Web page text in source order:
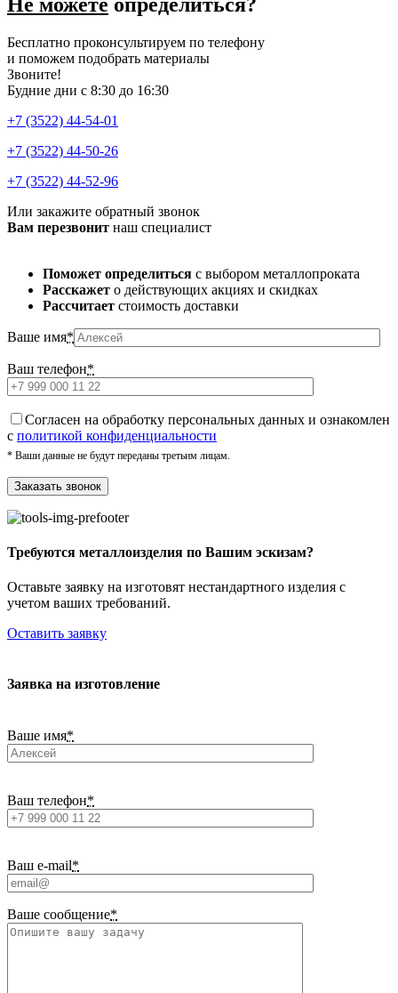
Бесплатно проконсультируем по телефону
и поможем подобрать материалы
Звоните!
Будние дни с 8:30 до 16:30
+7 (3522) 44-54-01
+7 (3522) 44-50-26
+7 (3522) 44-52-96
Или закажите обратный звонок
Вам перезвонит наш специалист
Поможет определиться с выбором металлопроката
Расскажет о действующих акциях и скидках
Рассчитает стоимость доставки
Ваше имя*
Ваш телефон*
Cогласен на обработку персональных данных и ознакомлен
с политикой конфиденциальности
* Ваши данные не будут переданы третьим лицам.
Требуются металлоизделия по Вашим эскизам?
Оставьте заявку на изготовят нестандартного изделия с
учетом ваших требований.
Оставить заявку
Заявка на изготовление
Ваше имя*
Ваш телефон*
Ваш e-mail*
Ваше сообщение*